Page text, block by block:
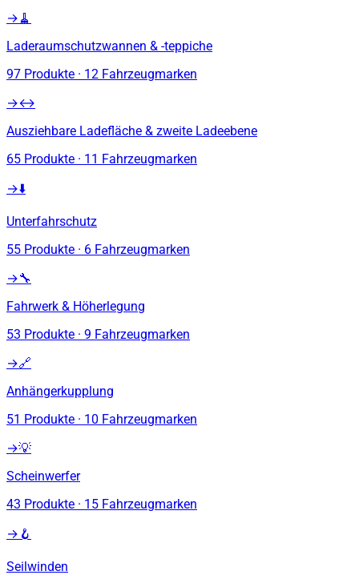
→ 🧹
Laderaumschutzwannen & -teppiche
97 Produkte · 12 Fahrzeugmarken
→↔️
Ausziehbare Ladefläche & zweite Ladeebene
65 Produkte · 11 Fahrzeugmarken
→⬇️
Unterfahrschutz
55 Produkte · 6 Fahrzeugmarken
→🔧
Fahrwerk & Höherlegung
53 Produkte · 9 Fahrzeugmarken
→🔗
Anhängerkupplung
51 Produkte · 10 Fahrzeugmarken
→💡
Scheinwerfer
43 Produkte · 15 Fahrzeugmarken
→ 🪝
Seilwinden